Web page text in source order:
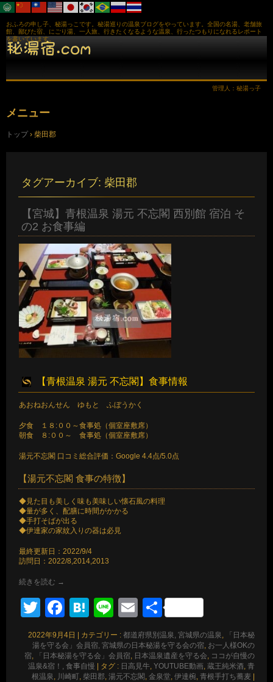
おふろの申し子、秘湯っこです。秘湯巡りの温泉ブログをやっています。全国の名湯、老舗旅
館、鄙びた宿、にごり湯、一人旅、行きたくなるような温泉、行ったつもりになれるレポート
を書いています。
管理人：秘湯っ子
メニュー
ン
トップ › 柴田郡
タグアーカイブ: 柴田郡
【宮城】青根温泉 湯元 不忘閣 西別館 宿泊 そ
の2 お食事編
【青根温泉 湯元 不忘閣】食事情報
あおねおんせん ゆもと ふぼうかく
夕食 １８:００～食事処（個室座敷席）
朝食 ８:００～ 食事処（個室座敷席）
湯元不忘閣 口コミ総合評価：Google 4.4点/5.0点
【湯元不忘閣 食事の特徴】
◆見た目も美しく味も美味しい懐石風の料理
◆量が多く、配膳に時間がかかる
◆手打そばが出る
◆伊達家の家紋入りの器は必見
最終更新日：2022/9/4
訪問日：2022/8,2014,2013
続きを読む →
TwitterFacebook
Hatena
LineEmail
共
有
2022年9月4日 カテゴリー : 都道府県別温泉, 宮城県の温泉,
「日本秘
湯を守る会」会員宿, 宮城県の日本秘湯を守る会の宿, お一人様OKの
宿, 「日本秘湯を守る会」会員宿, 日本温泉遺産を守る会, ココが自慢の
温泉&宿！, 食事自慢
タグ : 日高見牛, YOUTUBE動画, 蔵王純米酒, 青
根温泉, 川崎町, 柴田郡, 湯元不忘閣 , 金泉堂, 伊達椀, 青根手打ち蕎麦